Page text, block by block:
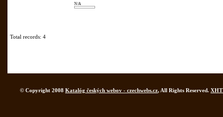
N/A
Total records: 4
© Copyright 2008 Katalóg českých webov - czechwebs.cz, All Rights Reserved.